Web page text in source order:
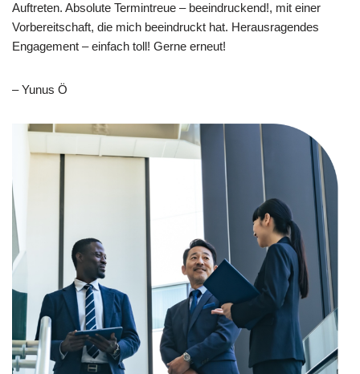
Auftreten. Absolute Termintreue – beeindruckend!, mit einer
Vorbereitschaft, die mich beeindruckt hat. Herausragendes
Engagement – einfach toll! Gerne erneut!
– Yunus Ö